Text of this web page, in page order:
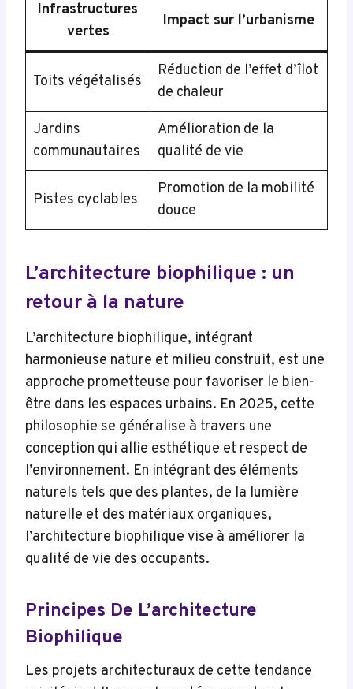
Infrastructures
vertes
Impact sur l’urbanisme
Toits végétalisés
Réduction de l’effet d’îlot
de chaleur
Jardins
communautaires
Amélioration de la
qualité de vie
Pistes cyclables
Promotion de la mobilité
douce
L’architecture biophilique : un
retour à la nature
L’architecture biophilique, intégrant
harmonieuse nature et milieu construit, est une
approche prometteuse pour favoriser le bien-
être dans les espaces urbains. En 2025, cette
philosophie se généralise à travers une
conception qui allie esthétique et respect de
l’environnement. En intégrant des éléments
naturels tels que des plantes, de la lumière
naturelle et des matériaux organiques,
l’architecture biophilique vise à améliorer la
qualité de vie des occupants.
Principes De L’architecture
Biophilique
Les projets architecturaux de cette tendance